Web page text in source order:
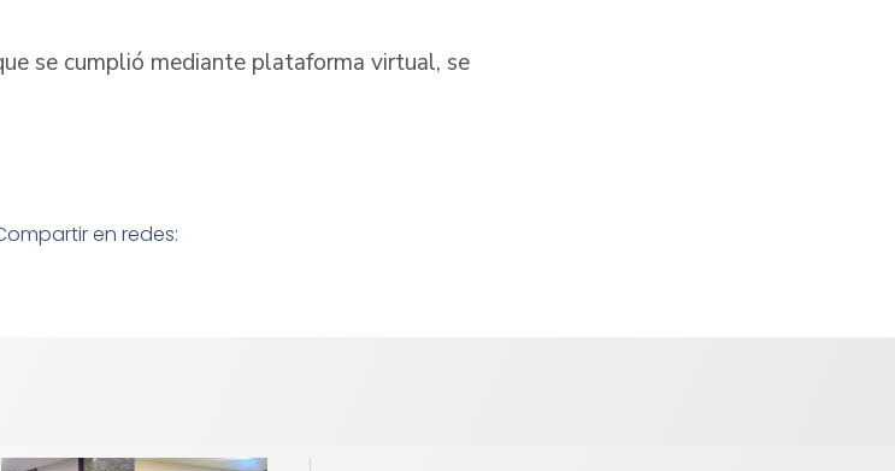
se cumplió mediante plataforma virtual, se
en redes: